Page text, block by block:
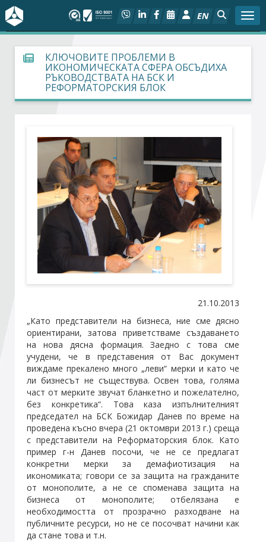
EN
За БСК
На фокус
Актуално
Социален диалог
Дейности
Арбитражен съд
Проекти
Абонирайте се!
КЛЮЧОВИТЕ ПРОБЛЕМИ В
ИКОНОМИЧЕСКАТА СФЕРА ОБСЪДИХА
РЪКОВОДСТВАТА НА БСК И
РЕФОРМАТОРСКИЯ БЛОК
21.10.2013
„Като представители на бизнеса, ние сме дясно
ориентирани, затова приветстваме създаването
на нова дясна формация. Заедно с това сме
учудени, че в представения от Вас документ
виждаме прекалено много „леви“ мерки и като че
ли бизнесът не съществува. Освен това, голяма
част от мерките звучат бланкетно и пожелателно,
без конкретика“. Това каза изпълнителният
председател на БСК Божидар Данев по време на
проведена късно вчера (21 октомври 2013 г.) среща
с представители на Реформаторския блок. Като
пример г-н Данев посочи, че не се предлагат
конкретни мерки за демафиотизация на
икономиката; говори се за защита на гражданите
от монополите, а не се споменава защита на
бизнеса от монополите; отбелязана е
необходимостта от прозрачно разходване на
публичните ресурси, но не се посочват начини как
да стане това и т.н.